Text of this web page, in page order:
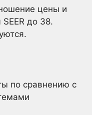
цены и
до 38.
по сравнению с